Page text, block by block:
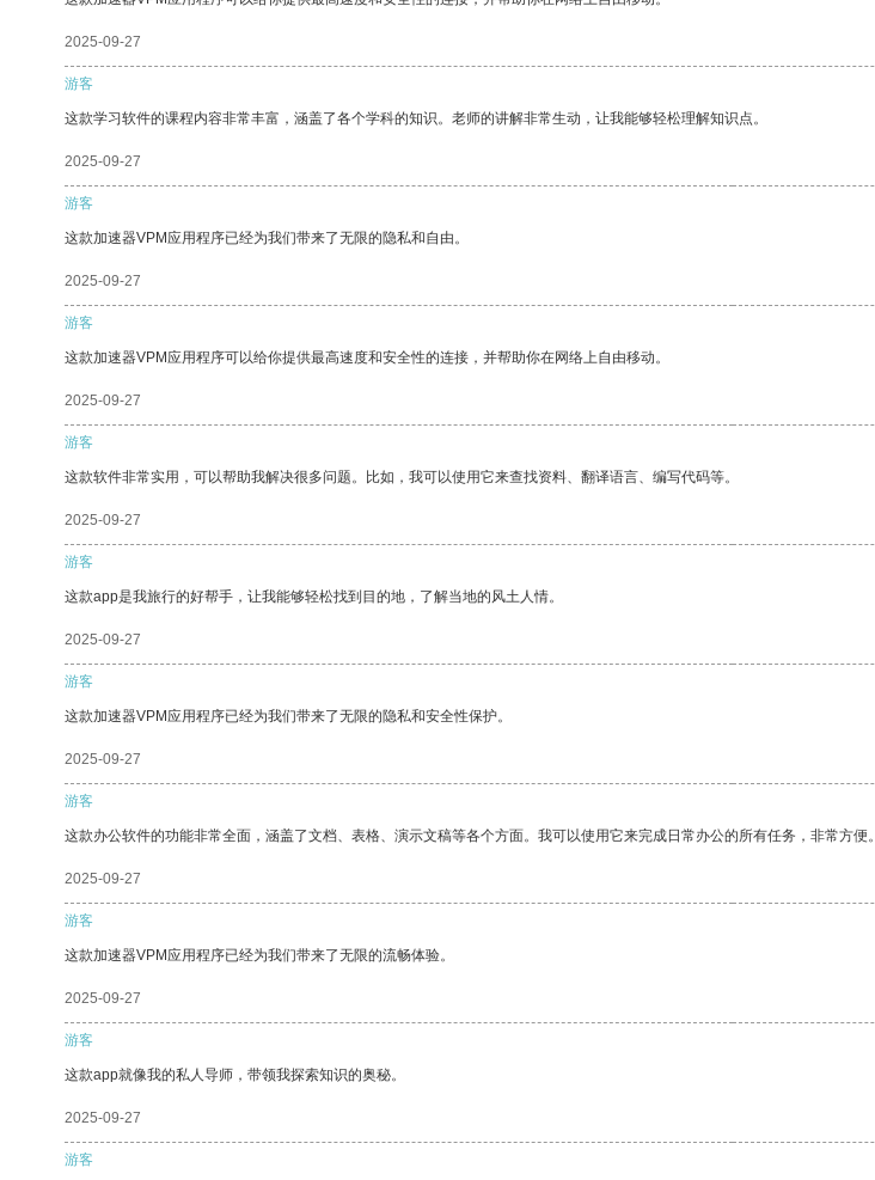
2025-09-27
游客
这款学习软件的课程内容非常丰富，涵盖了各个学科的知识。老师的讲解非常生动，让我能够轻松理解知识点。
2025-09-27
游客
这款加速器VPM应用程序已经为我们带来了无限的隐私和自由。
2025-09-27
游客
这款加速器VPM应用程序可以给你提供最高速度和安全性的连接，并帮助你在网络上自由移动。
2025-09-27
游客
这款软件非常实用，可以帮助我解决很多问题。比如，我可以使用它来查找资料、翻译语言、编写代码等。
2025-09-27
游客
这款app是我旅行的好帮手，让我能够轻松找到目的地，了解当地的风土人情。
2025-09-27
游客
这款加速器VPM应用程序已经为我们带来了无限的隐私和安全性保护。
2025-09-27
游客
这款办公软件的功能非常全面，涵盖了文档、表格、演示文稿等各个方面。我可以使用它来完成日常办公的所有任务，非常方便。
2025-09-27
游客
这款加速器VPM应用程序已经为我们带来了无限的流畅体验。
2025-09-27
游客
这款app就像我的私人导师，带领我探索知识的奥秘。
2025-09-27
游客